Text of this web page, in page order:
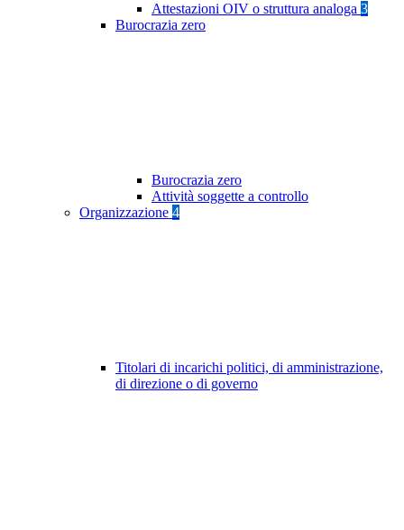
Attestazioni OIV o struttura analoga 3
Burocrazia zero
Burocrazia zero
Attività soggette a controllo
Organizzazione 4
Titolari di incarichi politici, di amministrazione,
di direzione o di governo